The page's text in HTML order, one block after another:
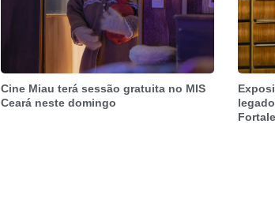
Cine Miau terá sessão gratuita no MIS
Ceará neste domingo